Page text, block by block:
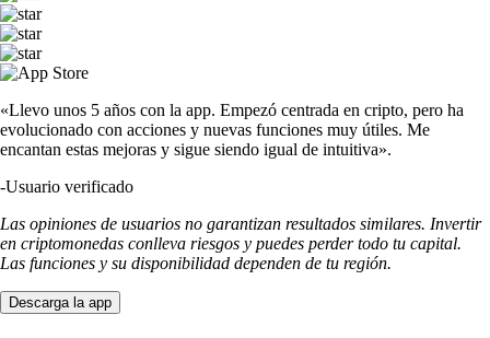
«Llevo unos 5 años con la app. Empezó centrada en cripto, pero ha
evolucionado con acciones y nuevas funciones muy útiles. Me
encantan estas mejoras y sigue siendo igual de intuitiva».
-Usuario verificado
Las opiniones de usuarios no garantizan resultados similares. Invertir
en criptomonedas conlleva riesgos y puedes perder todo tu capital.
Las funciones y su disponibilidad dependen de tu región.
Descarga la app